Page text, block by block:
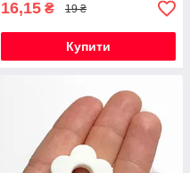
16,15 ₴ 19 ₴
Купити